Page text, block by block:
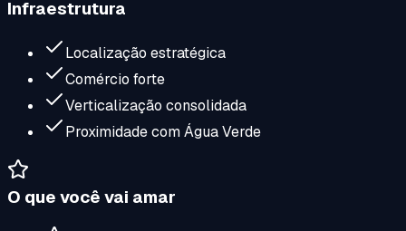
Infraestrutura
Localização estratégica
Comércio forte
Verticalização consolidada
Proximidade com Água Verde
O que você vai amar